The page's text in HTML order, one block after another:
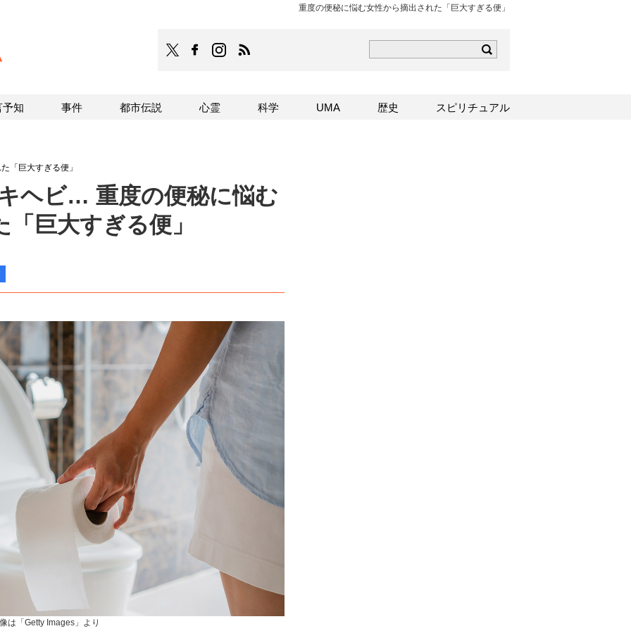
重度の便秘に悩む女性から摘出された「巨大すぎる便」
TOCANAのFacebookはこちら
TOCANAのinstagramはこちら
「巨大すぎる便」
ヘビ… 重度の便秘に悩む
巨大すぎる便」
は「Getty Images」より
予知 事件 都市伝説 心霊 科学 UMA 歴史 スピリチュアル